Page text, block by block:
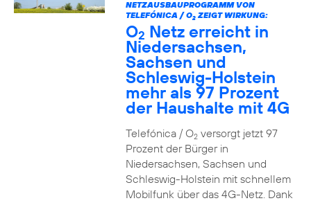
NETZAUSBAUPROGRAMM VON
TELEFÓNICA / O2ZEIGT WIRKUNG:
O2 Netz erreicht in
Niedersachsen,
Sachsen und
Schleswig-Holstein
mehr als 97 Prozent
der Haushalte mit 4G
Telefónica / O2versorgt jetzt 97
Prozent der Bürger in
Niedersachsen, Sachsen und
Schleswig-Holstein mit schnellem
Mobilfunk über das 4G-Netz. Dank